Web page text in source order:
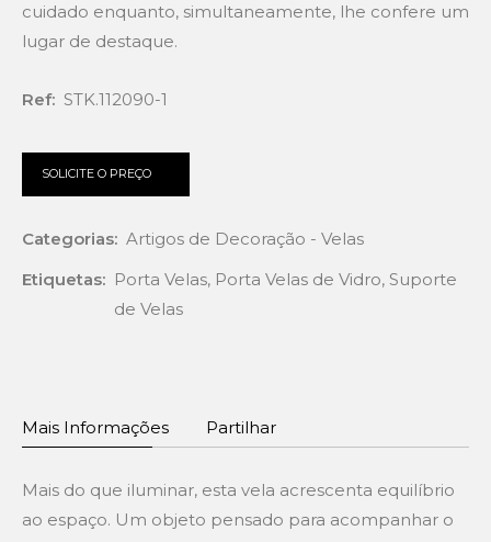
cuidado enquanto, simultaneamente, lhe confere um
lugar de destaque.
Ref: STK.112090-1
SOLICITE O PREÇO
Categorias: Artigos de Decoração - Velas
Etiquetas: Porta Velas, Porta Velas de Vidro, Suporte
de Velas
Mais Informações Partilhar
Mais do que iluminar, esta vela acrescenta equilíbrio
ao espaço. Um objeto pensado para acompanhar o